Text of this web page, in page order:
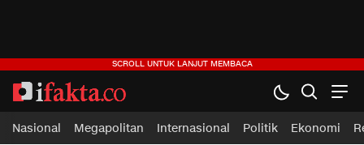
ifakta.co
#pastibenar
Nasional Megapolitan Internasional Politik Ekonomi